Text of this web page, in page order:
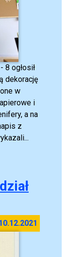
8 ogłosił
dekorację
w
i
a na
z